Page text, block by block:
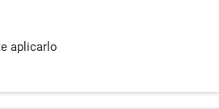
aplicarlo